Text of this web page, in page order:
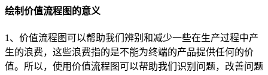
绘制价值流程图的意义
1、价值流程图可以帮助我们辨别和减少一些在生产过程中产
生的浪费，这些浪费指的是不能为终端的产品提供任何的价
值。所以，使用价值流程图可以帮助我们识别问题，改善问题